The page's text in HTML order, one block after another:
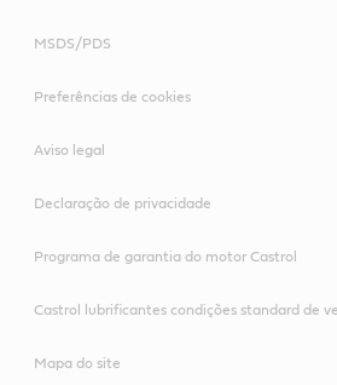
MSDS/PDS
Preferências de cookies
Aviso legal
Declaração de privacidade
Programa de garantia do motor Castrol
Castrol lubrificantes condições standard de
Mapa do site